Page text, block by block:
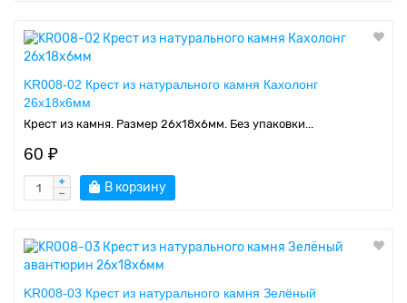
KR008-02 Крест из натурального камня Кахолонг
26х18х6мм
Крест из камня. Размер 26х18х6мм. Без упаковки...
60 ₽
В корзину
KR008-03 Крест из натурального камня Зелёный